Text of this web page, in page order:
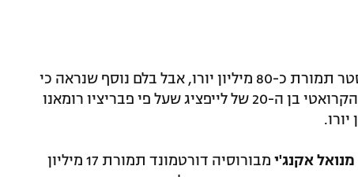
מלסטר תמורת כ-80 מיליון יורו, אבל בלם נוסף שנראה כי
, הקרואטי בן ה-20 של לייפציג שעל פי פבריציו רומאנו
מנואל אקנג'י
מבורוסיה דורטמונד תמורת 17 מיליון